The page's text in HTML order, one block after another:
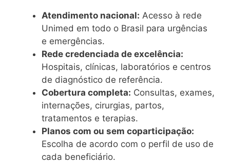
Atendimento nacional: Acesso à rede
Unimed em todo o Brasil para urgências
e emergências.
Rede credenciada de excelência:
Hospitais, clínicas, laboratórios e centros
de diagnóstico de referência.
Cobertura completa: Consultas, exames,
internações, cirurgias, partos,
tratamentos e terapias.
Planos com ou sem coparticipação:
Escolha de acordo com o perfil de uso de
cada beneficiário.